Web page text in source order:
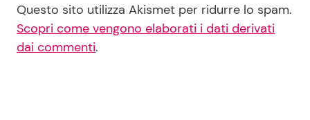
Questo sito utilizza Akismet per ridurre lo spam.
Scopri come vengono elaborati i dati derivati
dai commenti.